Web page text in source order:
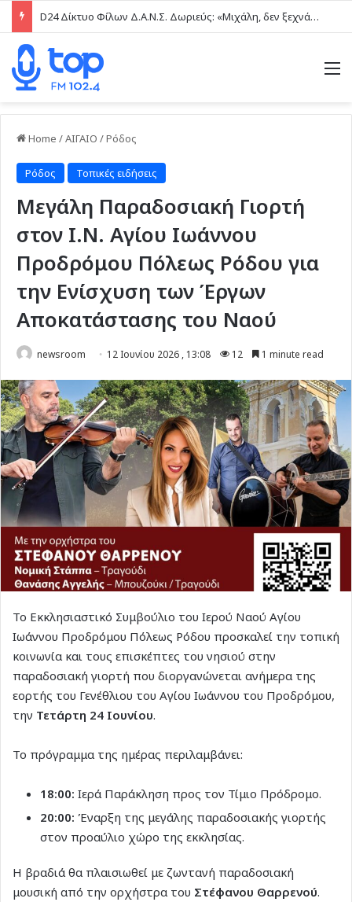
D24 Δίκτυο Φίλων Δ.Α.Ν.Σ. Δωριεύς: «Μιχάλη, δεν ξεχνάμε – Η βία δεν είναι μαγκιά»
Home /ΑΙΓΑΙΟ /Ρόδος
Ρόδος Τοπικές ειδήσεις
Μεγάλη Παραδοσιακή Γιορτή
στον Ι.Ν. Αγίου Ιωάννου
Προδρόμου Πόλεως Ρόδου για
την Ενίσχυση των Έργων
Αποκατάστασης του Ναού
newsroom 12 Ιουνίου 2026 , 13:08 12 1 minute read
Το Εκκλησιαστικό Συμβούλιο του Ιερού Ναού Αγίου
Ιωάννου Προδρόμου Πόλεως Ρόδου προσκαλεί την τοπική
κοινωνία και τους επισκέπτες του νησιού στην
παραδοσιακή γιορτή που διοργανώνεται ανήμερα της
εορτής του Γενέθλιου του Αγίου Ιωάννου του Προδρόμου,
την Τετάρτη 24 Ιουνίου.
Το πρόγραμμα της ημέρας περιλαμβάνει:
18:00: Ιερά Παράκληση προς τον Τίμιο Πρόδρομο.
20:00: Έναρξη της μεγάλης παραδοσιακής γιορτής
στον προαύλιο χώρο της εκκλησίας.
Η βραδιά θα πλαισιωθεί με ζωντανή παραδοσιακή
μουσική από την ορχήστρα του Στέφανου Θαρρενού.